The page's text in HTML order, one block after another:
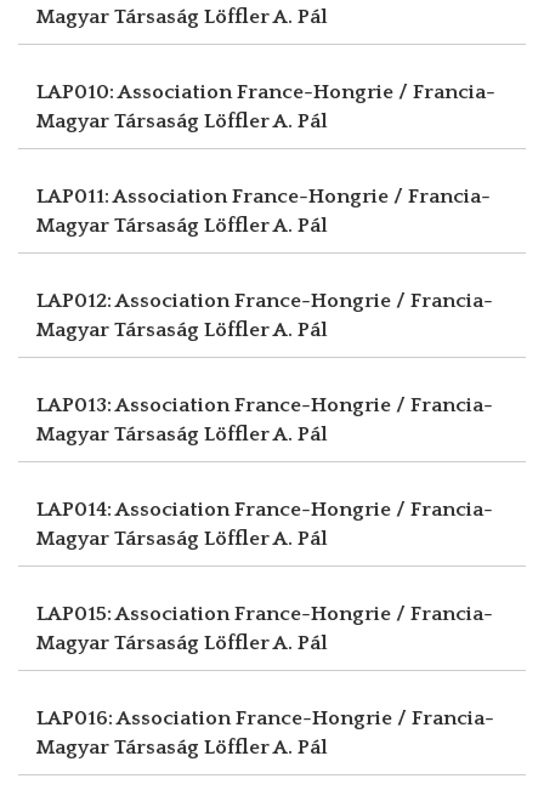
Magyar Társaság Löffler A. Pál
LAP010: Association France-Hongrie / Francia-
Magyar Társaság Löffler A. Pál
LAP011: Association France-Hongrie / Francia-
Magyar Társaság Löffler A. Pál
LAP012: Association France-Hongrie / Francia-
Magyar Társaság Löffler A. Pál
LAP013: Association France-Hongrie / Francia-
Magyar Társaság Löffler A. Pál
LAP014: Association France-Hongrie / Francia-
Magyar Társaság Löffler A. Pál
LAP015: Association France-Hongrie / Francia-
Magyar Társaság Löffler A. Pál
LAP016: Association France-Hongrie / Francia-
Magyar Társaság Löffler A. Pál